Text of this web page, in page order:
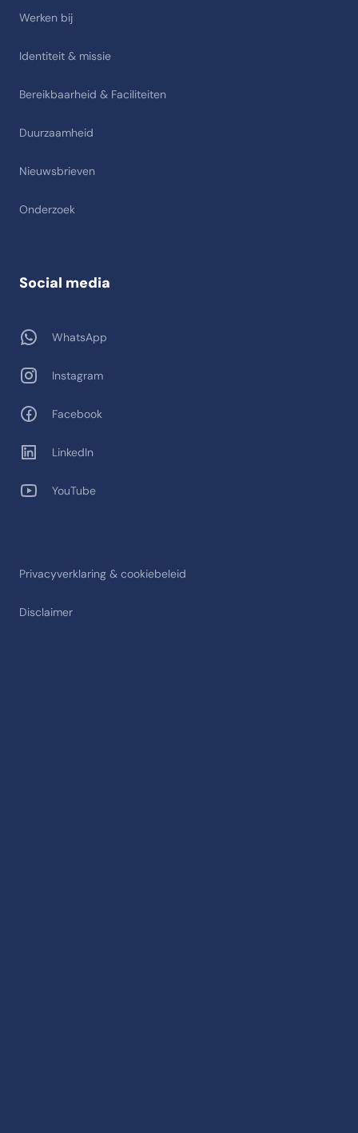
Werken bij
Identiteit & missie
Bereikbaarheid & Faciliteiten
Duurzaamheid
Nieuwsbrieven
Onderzoek
Privacyverklaring & cookiebeleid
Disclaimer
Social media
WhatsApp
Instagram
Facebook
LinkedIn
YouTube